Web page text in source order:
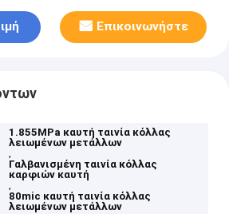
Επικοινωνήστε
1.855MPa καυτή ταινία κόλλας
λειωμένων μετάλλων
,
Γαλβανισμένη ταινία κόλλας
καρφιών καυτή
,
80mic καυτή ταινία κόλλας
λειωμένων μετάλλων